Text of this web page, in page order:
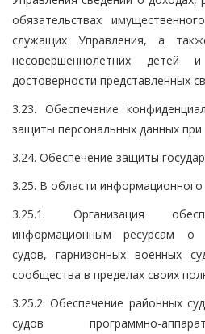
обязательствах
служащих Управления, а
несовершеннолетних детей
достоверности представленных
3.23. Обеспечение
защиты персональных данных при
3.24. Обеспечение защиты
3.25. В области информационного
3.25.1. Организация
информационным ресурсам о
судов, гарнизонных военных
сообщества в пределах своих
3.25.2. Обеспечение районных
судов программно-